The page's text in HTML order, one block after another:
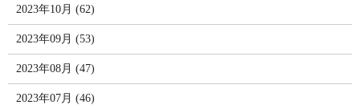
2023年10月 (62)
2023年09月 (53)
2023年08月 (47)
2023年07月 (46)